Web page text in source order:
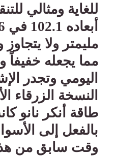
للغاية ومثالي
مما يجعله خفيفاً
اليومي وتجدر
النسخة الزرقاء
طاقة أنكر نانو
بالفعل إلى